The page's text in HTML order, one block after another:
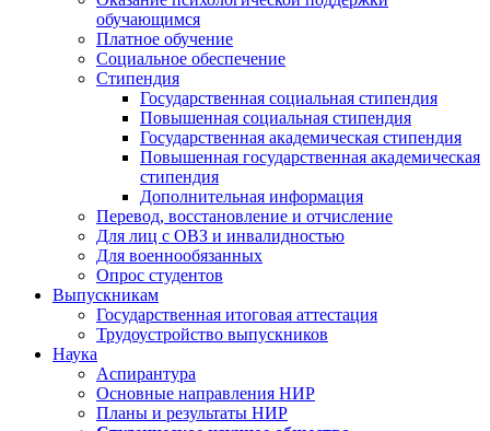
обучающимся
Платное обучение
Социальное обеспечение
Стипендия
Государственная социальная стипендия
Повышенная социальная стипендия
Государственная академическая стипендия
Повышенная государственная академическая
стипендия
Дополнительная информация
Перевод, восстановление и отчисление
Для лиц с ОВЗ и инвалидностью
Для военнообязанных
Опрос студентов
Выпускникам
Государственная итоговая аттестация
Трудоустройство выпускников
Наука
Аспирантура
Основные направления НИР
Планы и результаты НИР